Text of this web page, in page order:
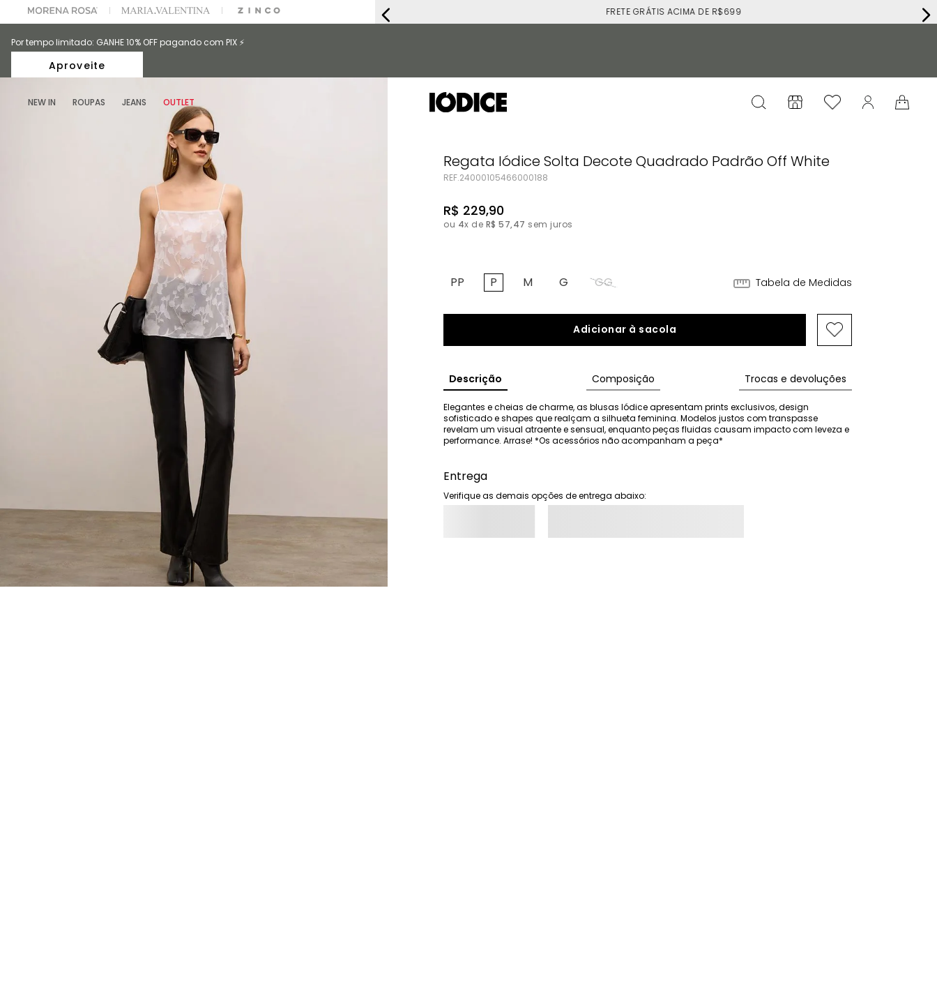
ESCOLHER SEU LOOK? FALE COM NOSSA PERSONAL SHOPPER. FRETE GRÁTIS ACIMA DE R$699
Por tempo limitado: GANHE 10% OFF pagando com PIX ⚡️
Aproveite
NEW IN ROUPAS JEANS OUTLET
Regata Iódice Solta Decote Quadrado Padrão Off White
REF.24000105466000188
R$ 229,90
ou 4x de R$ 57,47 sem juros
PP P M G GG Tabela de Medidas
Adicionar à sacola
Descrição Composição Trocas e devoluções
Elegantes e cheias de charme, as blusas Iódice apresentam prints exclusivos, design
sofisticado e shapes que realçam a silhueta feminina. Modelos justos com transpasse
revelam um visual atraente e sensual, enquanto peças fluidas causam impacto com leveza e
performance. Arrase! *Os acessórios não acompanham a peça*
Entrega
Verifique as demais opções de entrega abaixo: